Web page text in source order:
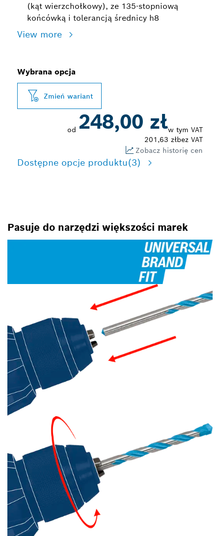
(kąt wierzchołkowy), ze 135-stopniową
końcówką i tolerancją średnicy h8
View more
Wybrana opcja
Zmień wariant
od 248,00 złw tym VAT
201,63 złbez VAT
Zobacz historię cen
Dostępne opcje produktu(3)
Pasuje do narzędzi większości marek